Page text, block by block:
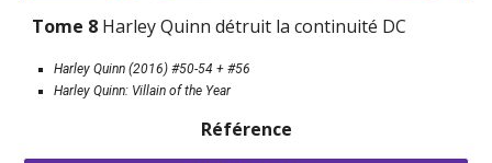
Tome 8 Harley Quinn détruit la continuité DC
Harley Quinn (2016) #50-54 + #56
Harley Quinn: Villain of the Year
Référence